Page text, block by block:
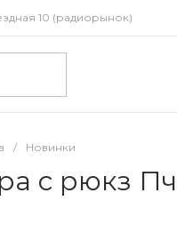
10 (радиорынок)
/ Новинки
с рюкз